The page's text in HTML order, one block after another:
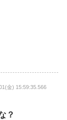
金) 15:59:35.566
？